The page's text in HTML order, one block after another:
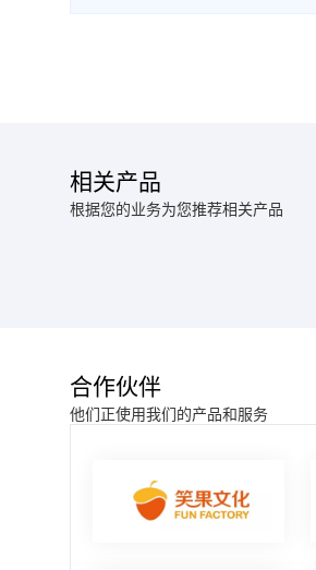
相关产品
根据您的业务为您推荐相关产品
合作伙伴
他们正使用我们的产品和服务